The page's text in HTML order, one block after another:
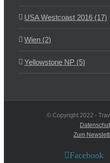
USA Westcoast 2016 (17)
Wien (2)
Yellowstone NP (5)
© Copyright 2022 -
Zum
Facebook